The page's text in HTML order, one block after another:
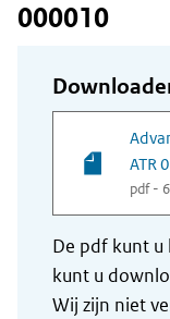
000010
ATR
pdf -
De pdf kunt u
kunt u
Wij zijn niet